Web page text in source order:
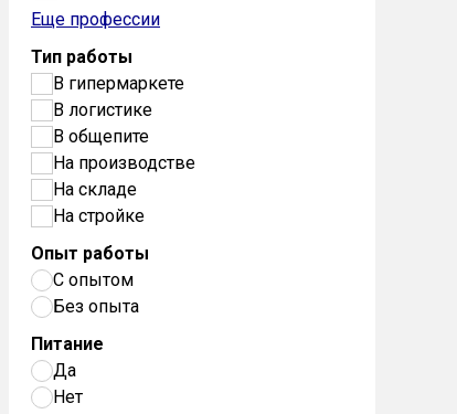
Еще профессии
Тип работы
В гипермаркете
В логистике
В общепите
На производстве
На складе
На стройке
Опыт работы
С опытом
Без опыта
Питание
Да
Нет